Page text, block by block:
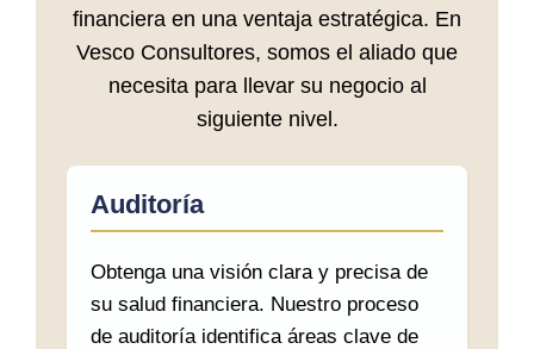
financiera en una ventaja estratégica. En
Vesco Consultores, somos el aliado que
necesita para llevar su negocio al
siguiente nivel.
Auditoría
Obtenga una visión clara y precisa de
su salud financiera. Nuestro proceso
de auditoría identifica áreas clave de